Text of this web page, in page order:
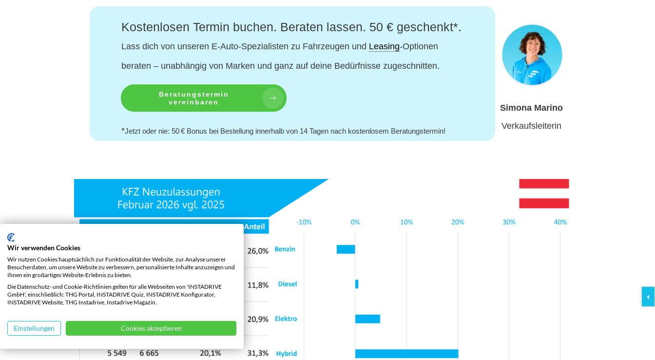
Kostenlosen Termin buchen. Beraten lassen. 50 € geschenkt*.
Lass dich von unseren E-Auto-Spezialisten zu Fahrzeugen und Leasing-Optionen
beraten – unabhängig von Marken und ganz auf deine Bedürfnisse zugeschnitten.
Beratungstermin
vereinbaren
*Jetzt oder nie: 50 € Bonus bei Bestellung innerhalb von 14 Tagen nach kostenlosem Beratungstermin!
Simona Marino
Verkaufsleiterin
Wir verwenden Cookies
Wir nutzen Cookies hauptsächlich zur Funktionalität der Website, zur Analyse unserer
Besucherdaten, um unsere Website zu verbessern, personalisierte Inhalte anzuzeigen und
Ihnen ein großartiges Website-Erlebnis zu bieten.
Die Datenschutz- und Cookie-Richtlinien gelten für alle Webseiten von 'INSTADRIVE
GmbH', einschließlich: THG Portal, INSTADRIVE Quiz, INSTADRIVE Konfigurator,
INSTADRIVE Website, THG Instadrive, Instadrive Magazin.
Einstellungen Cookies akzeptieren